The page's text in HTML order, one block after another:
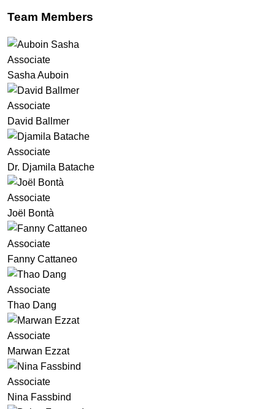
Team Members
Associate
Sasha Auboin
Associate
David Ballmer
Associate
Dr. Djamila Batache
Associate
Joël Bontà
Associate
Fanny Cattaneo
Associate
Thao Dang
Associate
Marwan Ezzat
Associate
Nina Fassbind